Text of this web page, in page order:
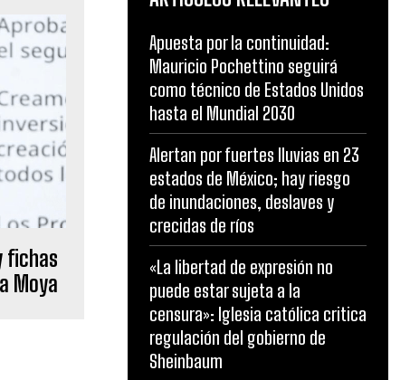
fichas
Moya
Apuesta por la continuidad:
Mauricio Pochettino seguirá
como técnico de Estados Unidos
hasta el Mundial 2030
Alertan por fuertes lluvias en 23
estados de México; hay riesgo
de inundaciones, deslaves y
crecidas de ríos
«La libertad de expresión no
puede estar sujeta a la
censura»: Iglesia católica critica
regulación del gobierno de
Sheinbaum